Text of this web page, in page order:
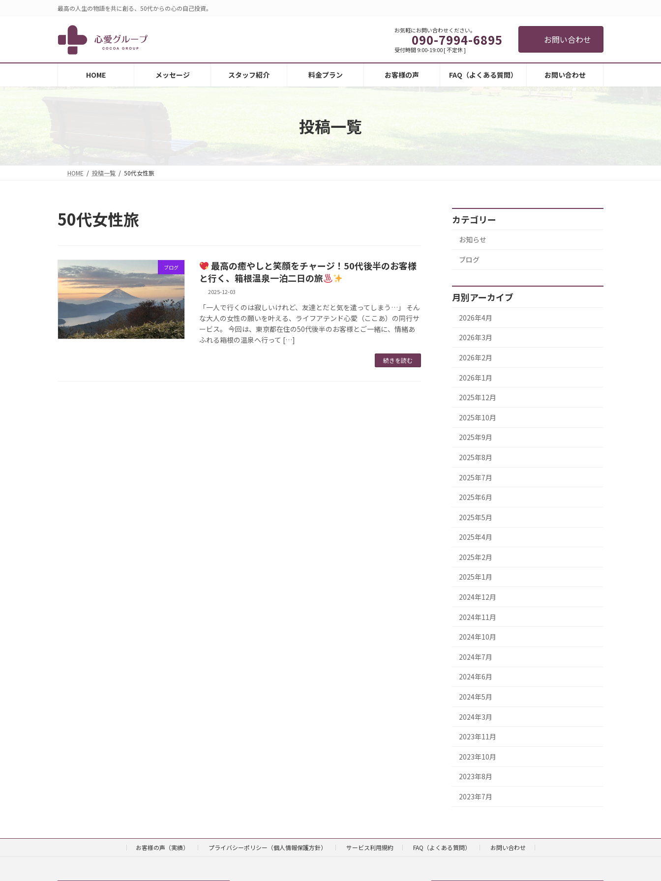
へ
キ
ョ
に
最高の人生の物語を共に創る、50代からの心の自己投資。
お気軽にお問い合わせください。
090-7994-6895
受付時間 9:00-19:00 [ 不定休 ]
お問い合わせ
HOME メッセージ スタッフ紹介 料金プラン お客様の声 FAQ（よくある質問） お問い合わせ
投稿一覧
HOME 投稿一覧 50代女性旅
50代女性旅
ブログ
最高の癒やしと笑顔をチャージ！50代後半のお客様
と行く、箱根温泉一泊二日の旅
2025-12-03
「一人で行くのは寂しいけれど、友達とだと気を遣ってしまう…」 そん
な大人の女性の願いを叶える、ライフアテンド心愛（ここあ）の同行サ
ービス。 今回は、東京都在住の50代後半のお客様とご一緒に、情緒あ
ふれる箱根の温泉へ行って […]
続きを読む
カテゴリー
お知らせ
ブログ
月別アーカイブ
2026年4月
2026年3月
2026年2月
2026年1月
2025年12月
2025年10月
2025年9月
2025年8月
2025年7月
2025年6月
2025年5月
2025年4月
2025年2月
2025年1月
2024年12月
2024年11月
2024年10月
2024年7月
2024年6月
2024年5月
2024年3月
2023年11月
2023年10月
2023年8月
2023年7月
お客様の声（実績） プライバシーポリシー（個人情報保護方針） サービス利用規約 FAQ（よくある質問） お問い合わせ